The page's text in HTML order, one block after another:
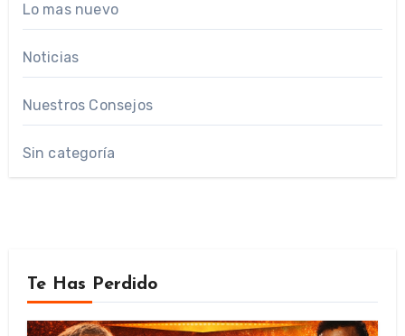
Lo mas nuevo
Noticias
Nuestros Consejos
Sin categoría
Te Has Perdido